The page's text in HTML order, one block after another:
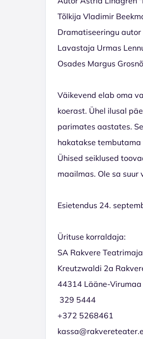
Tõlkija Vladimir
Dramatiseeringu
Lavastaja Urmas
Osades Margus
Väikevend elab oma
koerast. Ühel ilusal
parimates aastates.
hakatakse tembutama
Ühised seiklused
maailmas. Ole sa suur
Esietendus 24.
Ürituse korraldaja:
SA Rakvere Teatrimaja
Kreutzwaldi 2a
44314 Lääne-Virumaa
329 5444
+372 5268461